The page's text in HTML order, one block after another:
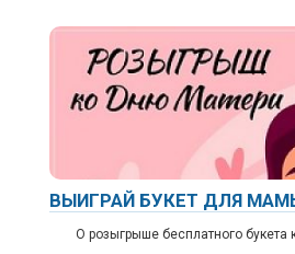
ВЫИГРАЙ БУКЕТ ДЛЯ
О розыгрыше бесплатного букета